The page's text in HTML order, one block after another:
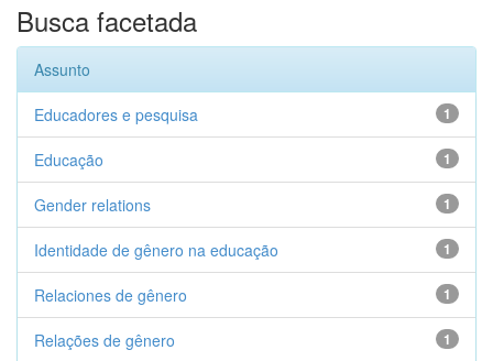
Busca facetada
Assunto
1
Educadores e pesquisa
1
Educação
1
Gender relations
1
Identidade de gênero na educação
1
Relaciones de gênero
1
Relações de gênero